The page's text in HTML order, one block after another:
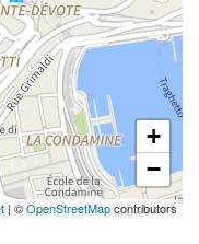
+
−
| ©OpenStreetMapcontributors